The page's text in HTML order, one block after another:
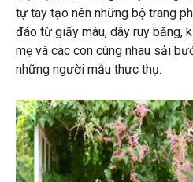
tự tay tạo nên những bộ trang
đáo từ giấy màu, dây ruy băng,
mẹ và các con cùng nhau sải
những người mẫu thực thụ.